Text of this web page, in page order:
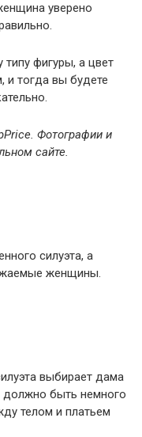
уверено
фигуры, а цвет
и тогда вы будете
Фотографии и
сайте.
силуэта, а
женщины.
выбирает дама
быть немного
телом и платьем